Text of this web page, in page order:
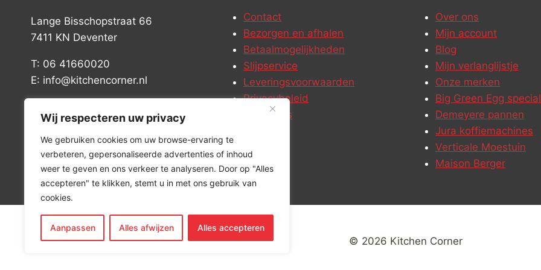
Wij respecteren uw privacy
We gebruiken cookies om uw browse-ervaring te
verbeteren, gepersonaliseerde advertenties of inhoud
weer te geven en ons verkeer te analyseren. Door op "Alles
accepteren" te klikken, stemt u in met ons gebruik van
cookies.
Aanpassen Alles afwijzen Alles accepteren
Lange Bisschopstraat 66
7411 KN Deventer
T: 06 41660020
E: info@kitchencorner.nl
BTW: NL868888989B01
Contact
Bezorgen en afhalen
Betaalmogelijkheden
Slijpservice
Leveringsvoorwaarden
Privacybeleid
Vacatures
Over ons
Mijn account
Blog
Mijn verlanglijstje
Onze merken
Big Green Egg
Demeyere pannen
Jura koffiemachines
Verticale Moestuin
Maison Berger
© 2026 Kitchen Corner